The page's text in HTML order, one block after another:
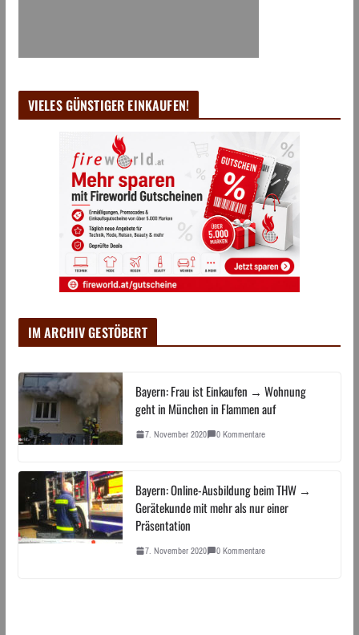
VIELES GÜNSTIGER EINKAUFEN!
IM ARCHIV GESTÖBERT
Bayern: Frau ist Einkaufen → Wohnung
geht in München in Flammen auf
7. November 2020 0 Kommentare
Bayern: Online-Ausbildung beim THW →
Gerätekunde mit mehr als nur einer
Präsentation
7. November 2020 0 Kommentare